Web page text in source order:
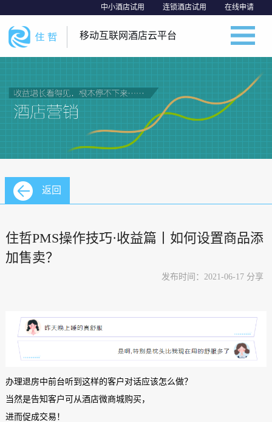
在线申请
连锁酒店试用
中小酒店试用
移动互联网酒店云平台
返回
住哲PMS操作技巧·收益篇丨如何设置商品添
加售卖？
发布时间：2021-06-17 分享
办理退房中前台听到这样的客户对话应该怎么做？
当然是告知客户可从酒店微商城购买，
进而促成交易！